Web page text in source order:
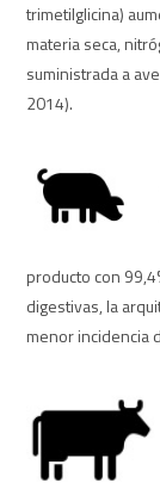
trimetilglicina)
materia seca,
suministrada a
2014).
producto con
digestivas, la
menor incidencia